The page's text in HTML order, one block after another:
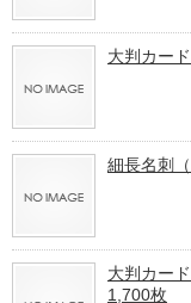
大判カー
細長名刺
大判カー
1,700枚